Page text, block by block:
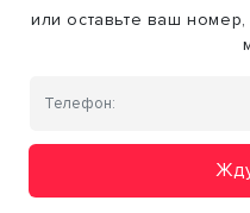
или оставьте ваш